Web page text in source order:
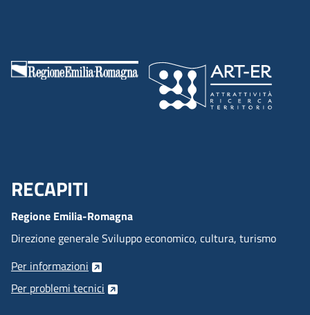
Menu Footer
RECAPITI
Regione Emilia-Romagna
Direzione generale Sviluppo economico, cultura, turismo
Per informazioni
Per problemi tecnici